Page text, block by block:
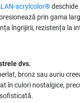
acrylcolor®deschide
prin gama
îngrijirii, rezistența la
dvs.
bronz sau auriu
în culori nostalgice,